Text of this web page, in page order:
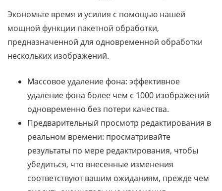
Экономьте время и усилия с помощью нашей
мощной функции пакетной обработки,
предназначенной для одновременной обработки
нескольких изображений.
Массовое удаление фона: эффективное
удаление фона более чем с 1000 изображений
одновременно без потери качества.
Предварительный просмотр редактирования в
реальном времени: просматривайте
результаты по мере редактирования, чтобы
убедиться, что внесенные изменения
соответствуют вашим ожиданиям, прежде чем